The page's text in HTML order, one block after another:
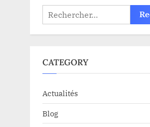
Rechercher :
CATEGORY
Actualités
Blog